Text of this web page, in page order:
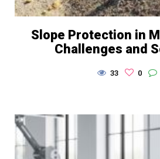
Slope Protection in
Challenges and
33 0